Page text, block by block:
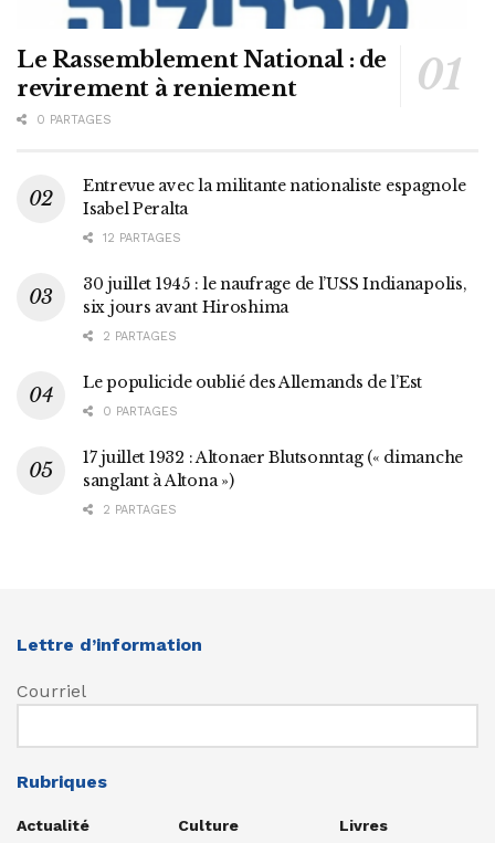
Le Rassemblement National : de
revirement à reniement
0 PARTAGES
Entrevue avec la militante nationaliste espagnole
Isabel Peralta
12 PARTAGES
30 juillet 1945 : le naufrage de l’USS Indianapolis,
six jours avant Hiroshima
2 PARTAGES
Le populicide oublié des Allemands de l’Est
0 PARTAGES
17 juillet 1932 : Altonaer Blutsonntag (« dimanche
sanglant à Altona »)
2 PARTAGES
Lettre d’information
Courriel
Rubriques
Actualité
Culture
Livres